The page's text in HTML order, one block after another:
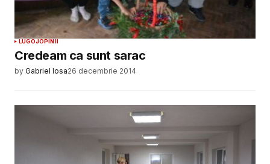
LUGOJOPINII
Credeam ca sunt sarac
by Gabriel Iosa26 decembrie 2014